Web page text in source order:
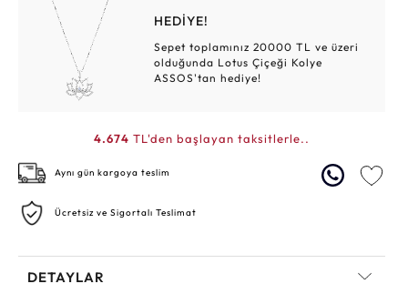
HEDİYE!
Sepet toplamınız 20000 TL ve üzeri
olduğunda Lotus Çiçeği Kolye
ASSOS'tan hediye!
4.674 TL'den başlayan taksitlerle..
Aynı gün kargoya teslim
Ücretsiz ve Sigortalı Teslimat
DETAYLAR